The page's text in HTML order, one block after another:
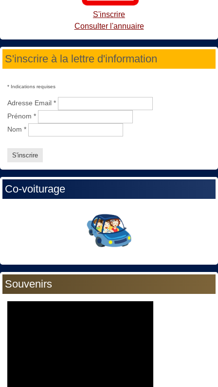
S'inscrire
Consulter l'annuaire
S'inscrire à la lettre d'information
* Indications requises
Adresse Email *
Prénom *
Nom *
Co-voiturage
Souvenirs